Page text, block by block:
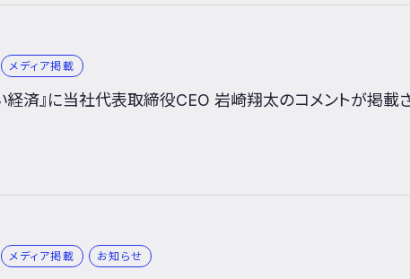
メディア掲載
経済』に当社代表取締役CEO 岩崎翔太のコメントが掲載
メディア掲載 お知らせ